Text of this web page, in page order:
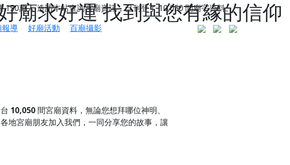
廟求好運 找到與您有緣的信仰
150萬人造訪本站查詢宮廟資訊，已刊登了10,050間廟宇資料。
導 好廟活動 百廟攝影
10,050 間宮廟資料，無論您想拜哪位神明、
地宮廟朋友加入我們，一同分享您的故事，讓